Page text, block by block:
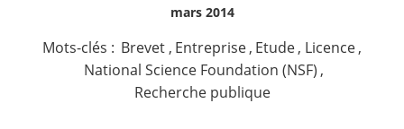
mars 2014
Mots-clés : Brevet , Entreprise, Etude, Licence ,
National Science Foundation (NSF) ,
Recherche publique